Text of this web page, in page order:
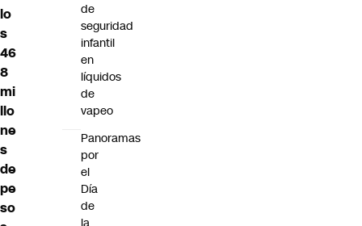
lo
s
46
8
mi
llo
ne
s
de
pe
so
de
seguridad
infantil
en
líquidos
de
vapeo
Panoramas
por
el
Día
de
la